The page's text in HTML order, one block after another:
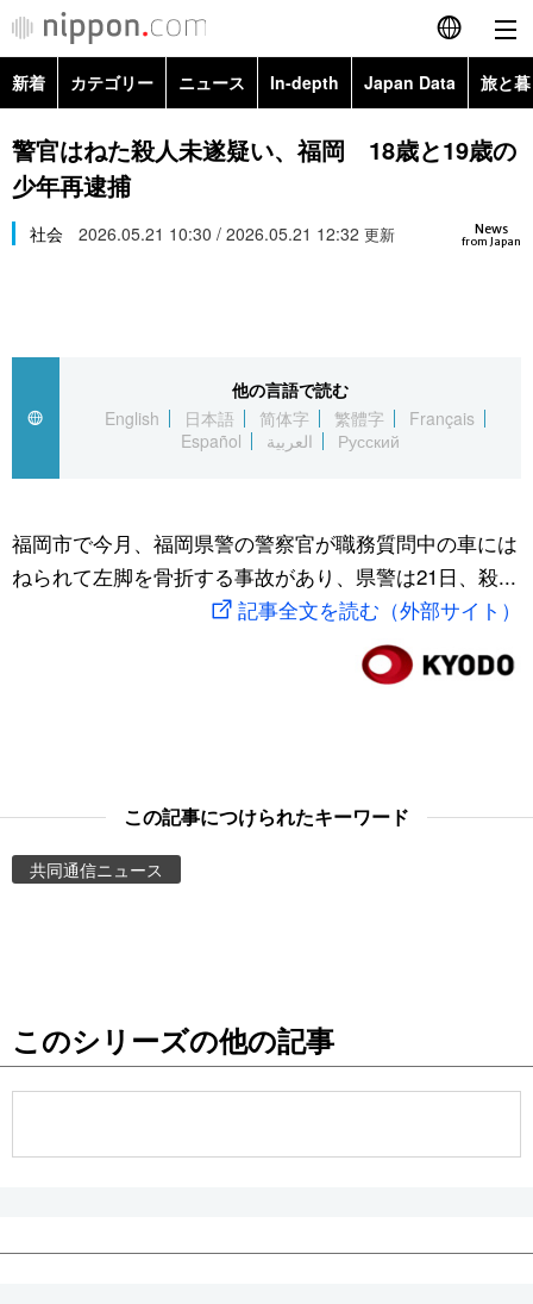
English
简体字
Русский
カテゴリー
経済・ビジネス
国際
文化
トップ
アーカイブ
In-depth
Japan Data
動画/Live
お知らせ
新着 カテゴリー ニュース In-depth Japan Data 旅と
政治・外交
経済・ビジネス
スポーツ・東京2020
Topics
警官はねた殺人未遂疑い、福岡 18歳と19歳の
少年再逮捕
News
from Japan
社会 2026.05.21 10:30 / 2026.05.21 12:32 更新
他の言語で読む
English
日本語 简体字 繁體字
Français
Español
العربية Русский
福岡市で今月、福岡県警の警察官が職務質問中の車には
ねられて左脚を骨折する事故があり、県警は21日、殺...
記事全文を読む（外部サイト）
この記事につけられたキーワード
共同通信ニュース
このシリーズの他の記事